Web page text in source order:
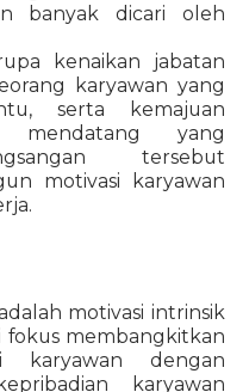
banyak dicari oleh
kenaikan jabatan
karyawan yang
serta kemajuan
yang
tersebut
motivasi karyawan
motivasi intrinsik
fokus membangkitkan
karyawan dengan
karyawan